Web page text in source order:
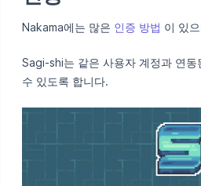
Nakama에는 많은 인증 방법 이 있
Sagi-shi는 같은 사용자 계정과 연
수 있도록 합니다.